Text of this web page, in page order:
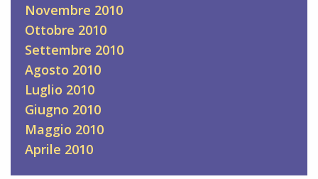
Novembre 2010
Ottobre 2010
Settembre 2010
Agosto 2010
Luglio 2010
Giugno 2010
Maggio 2010
Aprile 2010